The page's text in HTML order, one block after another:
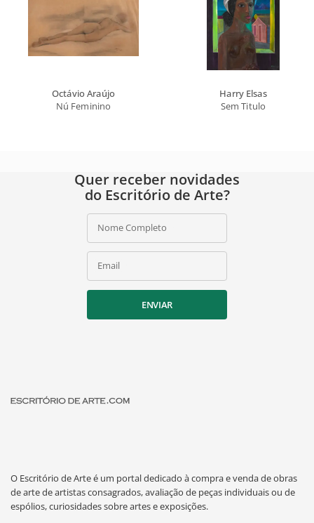
Octávio Araújo
Nú Feminino
Harry Elsas
Sem Titulo
Quer receber novidades
do Escritório de Arte?
Nome Completo
Email
ENVIAR
O Escritório de Arte é um portal dedicado à compra e venda de obras
de arte de artistas consagrados, avaliação de peças individuais ou de
espólios, curiosidades sobre artes e exposições.